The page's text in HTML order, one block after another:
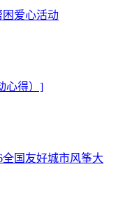
爱心活动
心得）]
国友好城市风筝大